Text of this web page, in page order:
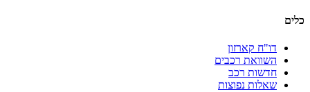
כלים
דו"ח קארזון
השוואת רכבים
חדשות רכב
שאלות נפוצות